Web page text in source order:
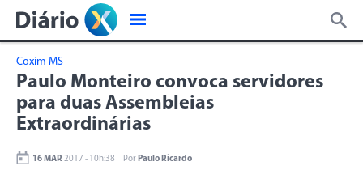
Coxim MS
Paulo Monteiro convoca servidores
para duas Assembleias
Extraordinárias
16 MAR 2017 - 10h:38 Por Paulo Ricardo